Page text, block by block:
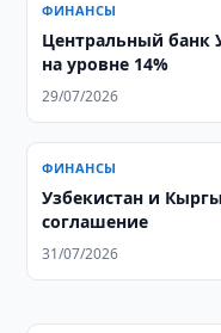
ФИНАНСЫ
Центральный банк
на уровне 14%
29/07/2026
ФИНАНСЫ
Узбекистан и
соглашение
31/07/2026